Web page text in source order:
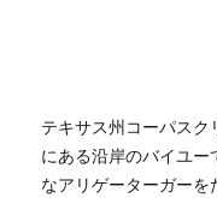
テキサス州コーパスク
にある沿岸のバイユー
なアリゲーターガーを